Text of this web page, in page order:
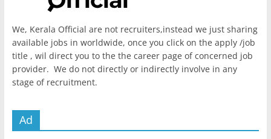
We, Kerala Official are not recruiters,instead we just sharing
available jobs in worldwide, once you click on the apply /job
title , wil direct you to the the career page of concerned job
provider. We do not directly or indirectly involve in any
stage of recruitment.
Ad